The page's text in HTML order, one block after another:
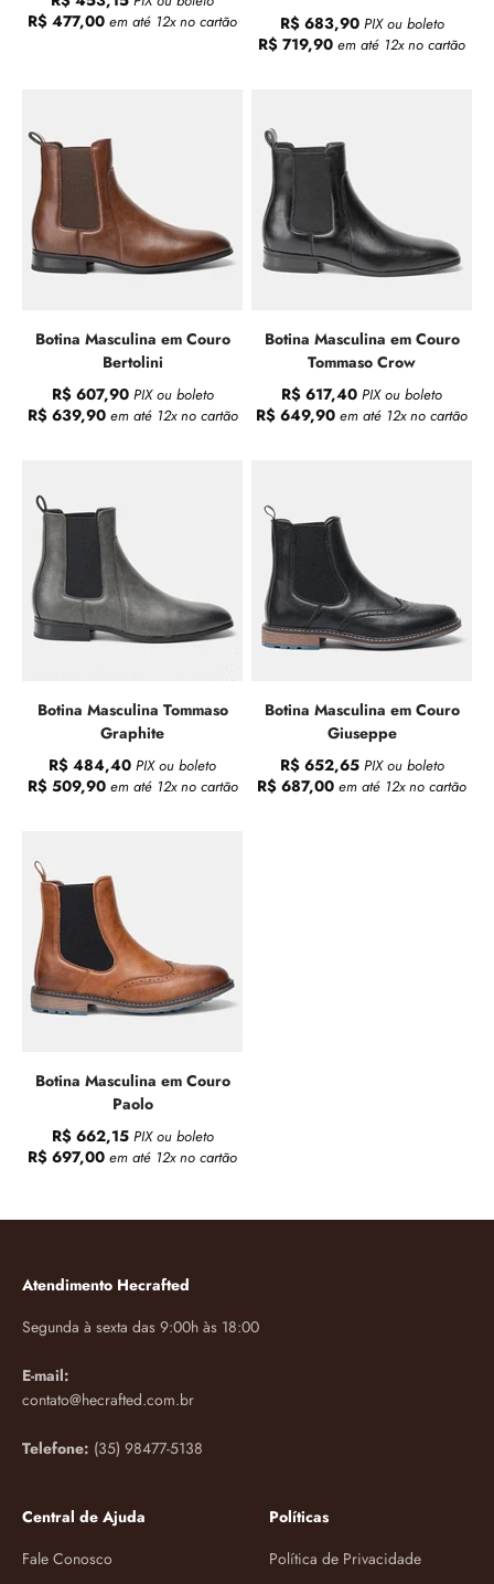
R$ 477,00 em até 12x no cartão
R$ 683,90 PIX ou boleto
R$ 719,90 em até 12x no cartão
Botina Masculina em Couro
Bertolini
R$ 607,90 PIX ou boleto
R$ 639,90 em até 12x no cartão
Botina Masculina em Couro
Tommaso Crow
R$ 617,40 PIX ou boleto
R$ 649,90 em até 12x no cartão
Botina Masculina Tommaso
Graphite
R$ 484,40 PIX ou boleto
R$ 509,90 em até 12x no cartão
Botina Masculina em Couro
Giuseppe
R$ 652,65 PIX ou boleto
R$ 687,00 em até 12x no cartão
Botina Masculina em Couro
Paolo
R$ 662,15 PIX ou boleto
R$ 697,00 em até 12x no cartão
Atendimento Hecrafted
Segunda à sexta das 9:00h às 18:00
E-mail:
contato@hecrafted.com.br
Telefone: (35) 98477-5138
Central de Ajuda
Fale Conosco
Políticas
Política de Privacidade